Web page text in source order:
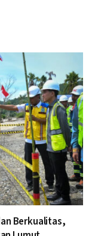
Berkualitas,